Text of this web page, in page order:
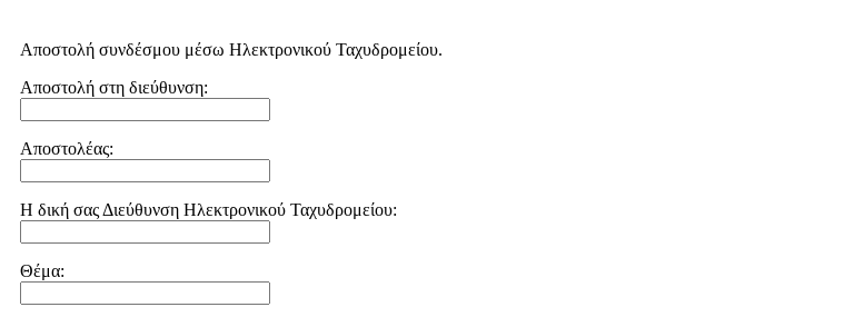
Αποστολή συνδέσμου μέσω Ηλεκτρονικού Ταχυδρομείου.
Αποστολή στη διεύθυνση:
Αποστολέας:
Η δική σας Διεύθυνση Ηλεκτρονικού Ταχυδρομείου:
Θέμα: